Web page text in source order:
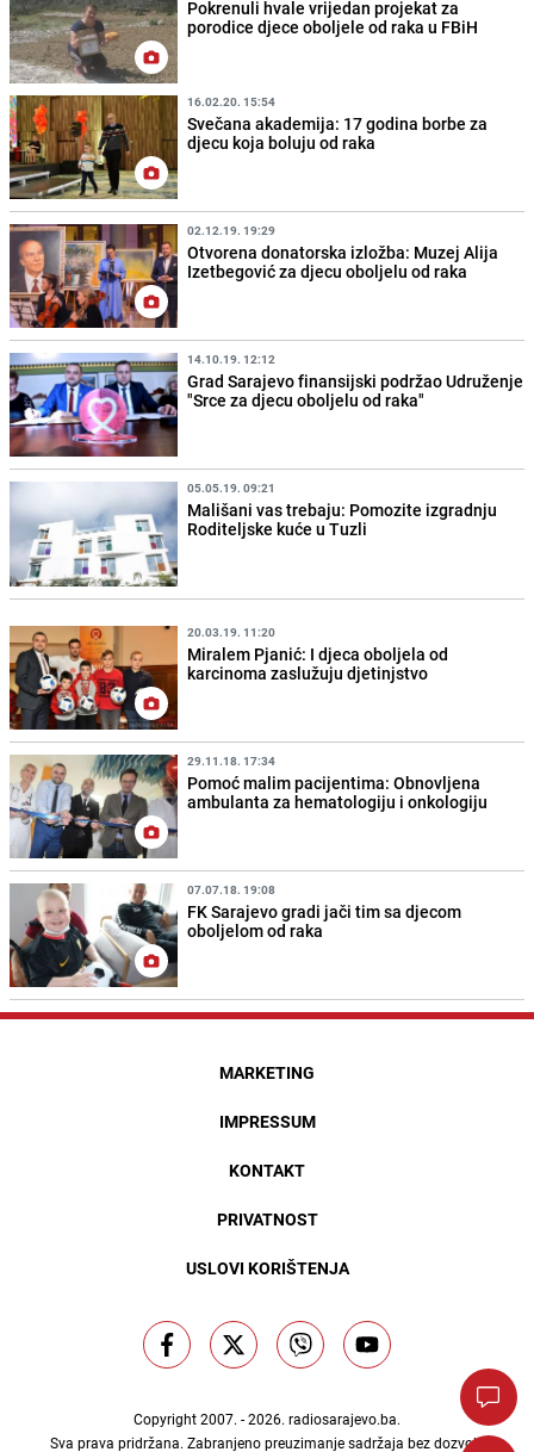
Pokrenuli hvale vrijedan projekat za
porodice djece oboljele od raka u FBiH
16.02.20. 15:54
Svečana akademija: 17 godina borbe za
djecu koja boluju od raka
02.12.19. 19:29
Otvorena donatorska izložba: Muzej Alija
Izetbegović za djecu oboljelu od raka
14.10.19. 12:12
Grad Sarajevo finansijski podržao Udruženje
"Srce za djecu oboljelu od raka"
05.05.19. 09:21
Mališani vas trebaju: Pomozite izgradnju
Roditeljske kuće u Tuzli
20.03.19. 11:20
Miralem Pjanić: I djeca oboljela od
karcinoma zaslužuju djetinjstvo
29.11.18. 17:34
Pomoć malim pacijentima: Obnovljena
ambulanta za hematologiju i onkologiju
07.07.18. 19:08
FK Sarajevo gradi jači tim sa djecom
oboljelom od raka
MARKETING
IMPRESSUM
KONTAKT
PRIVATNOST
USLOVI KORIŠTENJA
Copyright 2007. - 2026. radiosarajevo.ba.
Sva prava pridržana. Zabranjeno preuzimanje sadržaja bez dozvole